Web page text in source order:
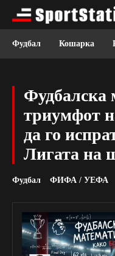
Фудбал Кошарка
Фудбалска
триумфот
да го
Лигата на
Фудбал ФИФА / УЕФА